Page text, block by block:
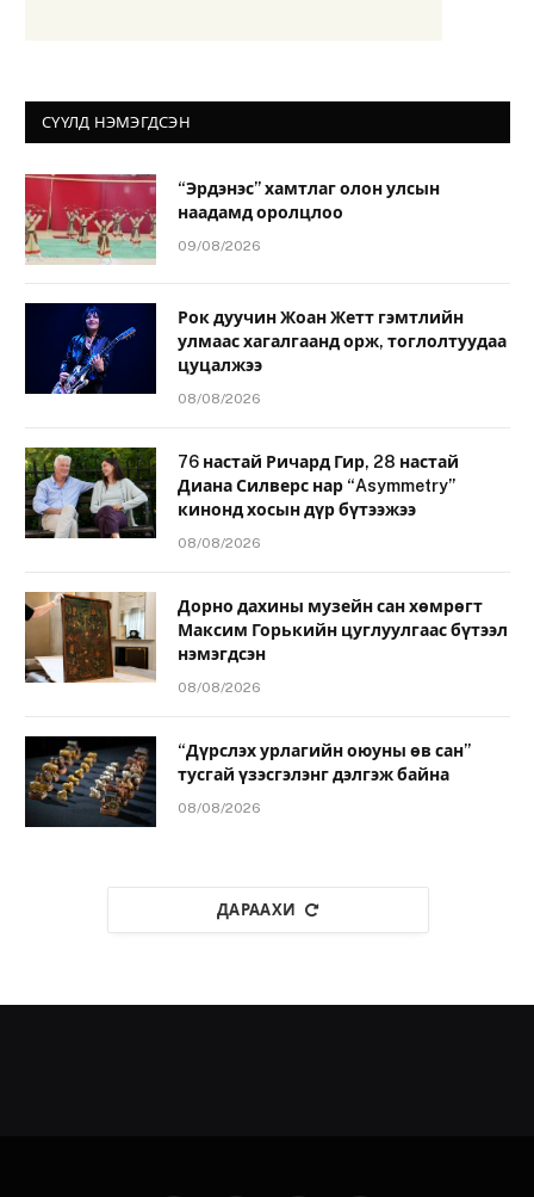
СҮҮЛД НЭМЭГДСЭН
“Эрдэнэс” хамтлаг олон улсын
наадамд оролцлоо
09/08/2026
Рок дуучин Жоан Жетт гэмтлийн
улмаас хагалгаанд орж, тоглолтуудаа
цуцалжээ
08/08/2026
76 настай Ричард Гир, 28 настай
Диана Силверс нар “Asymmetry”
кинонд хосын дүр бүтээжээ
08/08/2026
Дорно дахины музейн сан хөмрөгт
Максим Горькийн цуглуулгаас бүтээл
нэмэгдсэн
08/08/2026
“Дүрслэх урлагийн оюуны өв сан”
тусгай үзэсгэлэнг дэлгэж байна
08/08/2026
ДАРААХИ